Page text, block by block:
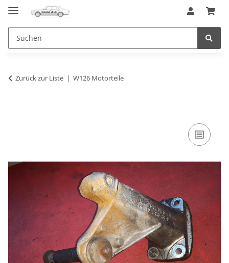
Zurück zur Liste W126 Motorteile